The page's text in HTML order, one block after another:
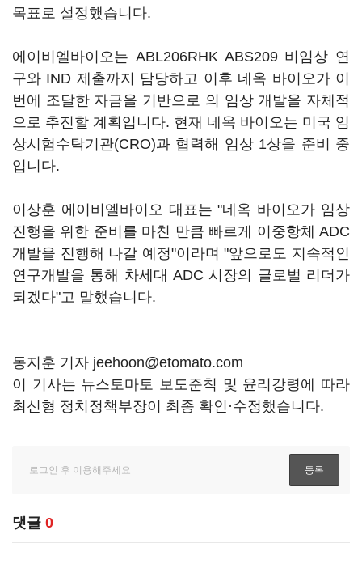
목표로 설정했습니다.
에이비엘바이오는 ABL206RHK ABS209 비임상 연
구와 IND 제출까지 담당하고 이후 네옥 바이오가 이
번에 조달한 자금을 기반으로 의 임상 개발을 자체적
으로 추진할 계획입니다. 현재 네옥 바이오는 미국 임
상시험수탁기관(CRO)과 협력해 임상 1상을 준비 중
입니다.
이상훈 에이비엘바이오 대표는 "네옥 바이오가 임상
진행을 위한 준비를 마친 만큼 빠르게 이중항체 ADC
개발을 진행해 나갈 예정"이라며 "앞으로도 지속적인
연구개발을 통해 차세대 ADC 시장의 글로벌 리더가
되겠다"고 말했습니다.
동지훈 기자 jeehoon@etomato.com
이 기사는 뉴스토마토 보도준칙 및 윤리강령에 따라
최신형 정치정책부장이 최종 확인·수정했습니다.
댓글 0